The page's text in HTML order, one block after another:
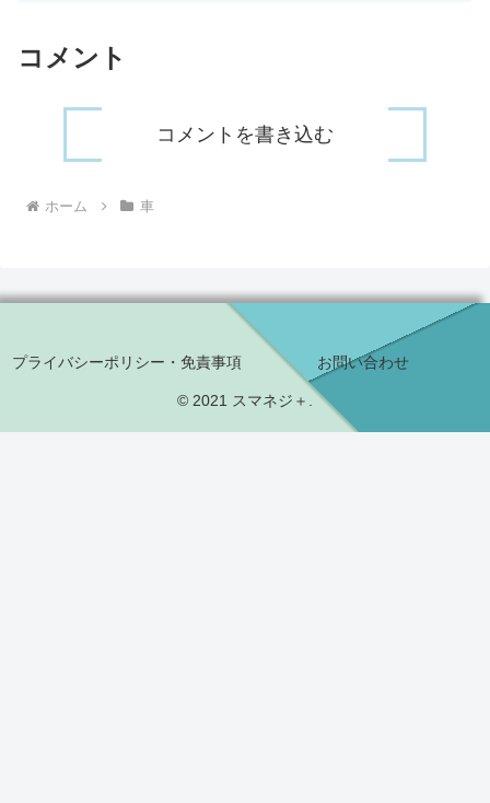
コメント
コメントを書き込む
ホーム 車
プライバシーポリシー・免責事項 お問い合わせ
© 2021 スマネジ＋.